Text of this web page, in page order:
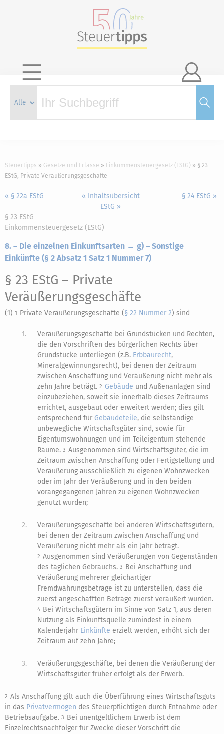

Steuertipps Gesetze und Erlasse Einkommensteuergesetz (EStG)
§ 23
EStG, Private Veräußerungsgeschäfte
« § 22a EStG
« Inhaltsübersicht
EStG »
§ 24 EStG »
§ 23 EStG
Einkommensteuergesetz (EStG)
8. – Die einzelnen Einkunftsarten → g) – Sonstige
Einkünfte (§ 2 Absatz 1 Satz 1 Nummer 7)
§ 23 EStG – Private
Veräußerungsgeschäfte
(1) 1 Private Veräußerungsgeschäfte (§ 22 Nummer 2) sind
1.
Veräußerungsgeschäfte bei Grundstücken und Rechten,
die den Vorschriften des bürgerlichen Rechts über
Grundstücke unterliegen (z.B. Erbbaurecht,
Mineralgewinnungsrecht), bei denen der Zeitraum
zwischen Anschaffung und Veräußerung nicht mehr als
zehn Jahre beträgt.2 Gebäude und Außenanlagen sind
einzubeziehen, soweit sie innerhalb dieses Zeitraums
errichtet, ausgebaut oder erweitert werden; dies gilt
entsprechend fürGebäudeteile, die selbständige
unbewegliche Wirtschaftsgüter sind, sowie für
Eigentumswohnungen und im Teileigentum stehende
Räume.3 Ausgenommen sind Wirtschaftsgüter, die im
Zeitraum zwischen Anschaffung oder Fertigstellung und
Veräußerung ausschließlich zu eigenen Wohnzwecken
oder im Jahr der Veräußerung und in den beiden
vorangegangenen Jahren zu eigenen Wohnzwecken
genutzt wurden;
2.
Veräußerungsgeschäfte bei anderen Wirtschaftsgütern,
bei denen der Zeitraum zwischen Anschaffung und
Veräußerung nicht mehr als ein Jahr beträgt.
2 Ausgenommen sind Veräußerungen von Gegenständen
des täglichen Gebrauchs.3 Bei Anschaffung und
Veräußerung mehrerer gleichartiger
Fremdwährungsbeträge ist zu unterstellen, dass die
zuerst angeschafften Beträge zuerst veräußert wurden.
4 Bei Wirtschaftsgütern im Sinne von Satz 1, aus deren
Nutzung als Einkunftsquelle zumindest in einem
Kalenderjahr Einkünfte erzielt werden, erhöht sich der
Zeitraum auf zehn Jahre;
3.
Veräußerungsgeschäfte, bei denen die Veräußerung der
Wirtschaftsgüter früher erfolgt als der Erwerb.
2 Als Anschaffung gilt auch die Überführung eines Wirtschaftsguts
in das Privatvermögen des Steuerpflichtigen durch Entnahme oder
Betriebsaufgabe. 3 Bei unentgeltlichem Erwerb ist dem
Einzelrechtsnachfolger für Zwecke dieser Vorschrift die